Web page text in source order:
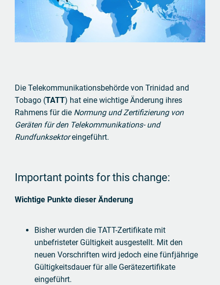
Die Telekommunikationsbehörde von Trinidad and
Tobago (TATT) hat eine wichtige Änderung ihres
Rahmens für die Normung und Zertifizierung von
Geräten für den Telekommunikations- und
Rundfunksektoreingeführt.
Important points for this change:
Wichtige Punkte dieser Änderung
Bisher wurden die TATT-Zertifikate mit
unbefristeter Gültigkeit ausgestellt. Mit den
neuen Vorschriften wird jedoch eine fünfjährige
Gültigkeitsdauer für alle Gerätezertifikate
eingeführt.